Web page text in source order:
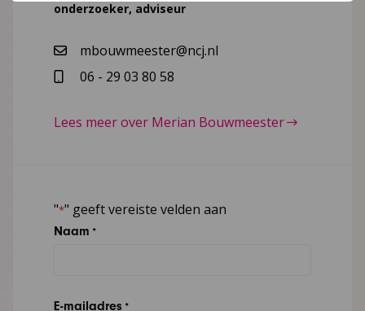
onderzoeker, adviseur
mbouwmeester@ncj.nl
06 - 29 03 80 58
Lees meer over Merian Bouwmeester
"*" geeft vereiste velden aan
Naam *
E-mailadres *